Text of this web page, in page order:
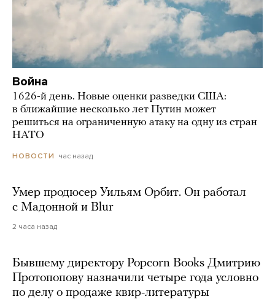
Война
1626-й день. Новые оценки разведки США:
в ближайшие несколько лет Путин может
решиться на ограниченную атаку на одну из стран
НАТО
НОВОСТИ час назад
Умер продюсер Уильям Орбит. Он работал
с Мадонной и Blur
2 часа назад
Бывшему директору Popcorn Books Дмитрию
Протопопову назначили четыре года условно
по делу о продаже квир-литературы